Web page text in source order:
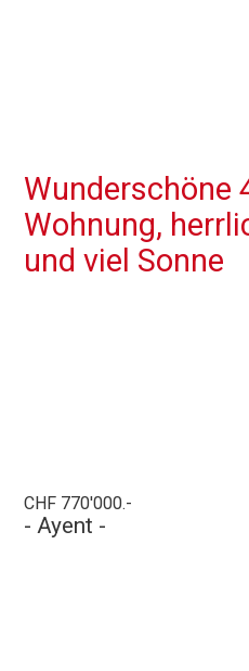
Wunderschöne
Wohnung,
und viel Sonne
CHF 770'000.-
- Ayent -